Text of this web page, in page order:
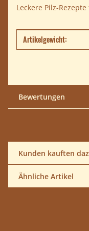
Leckere Pilz-
Produkteigenschaft
Wert
Artikelgewicht:
Bewertungen
Kunden kauften
Ähnliche Artikel